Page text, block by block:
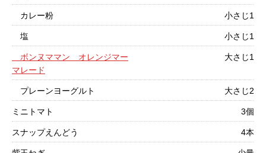
カレー粉 小さじ1
塩 小さじ1
ボンヌママン オレンジマー
マレード
大さじ1
プレーンヨーグルト 大さじ2
ミニトマト 3個
スナップえんどう 4本